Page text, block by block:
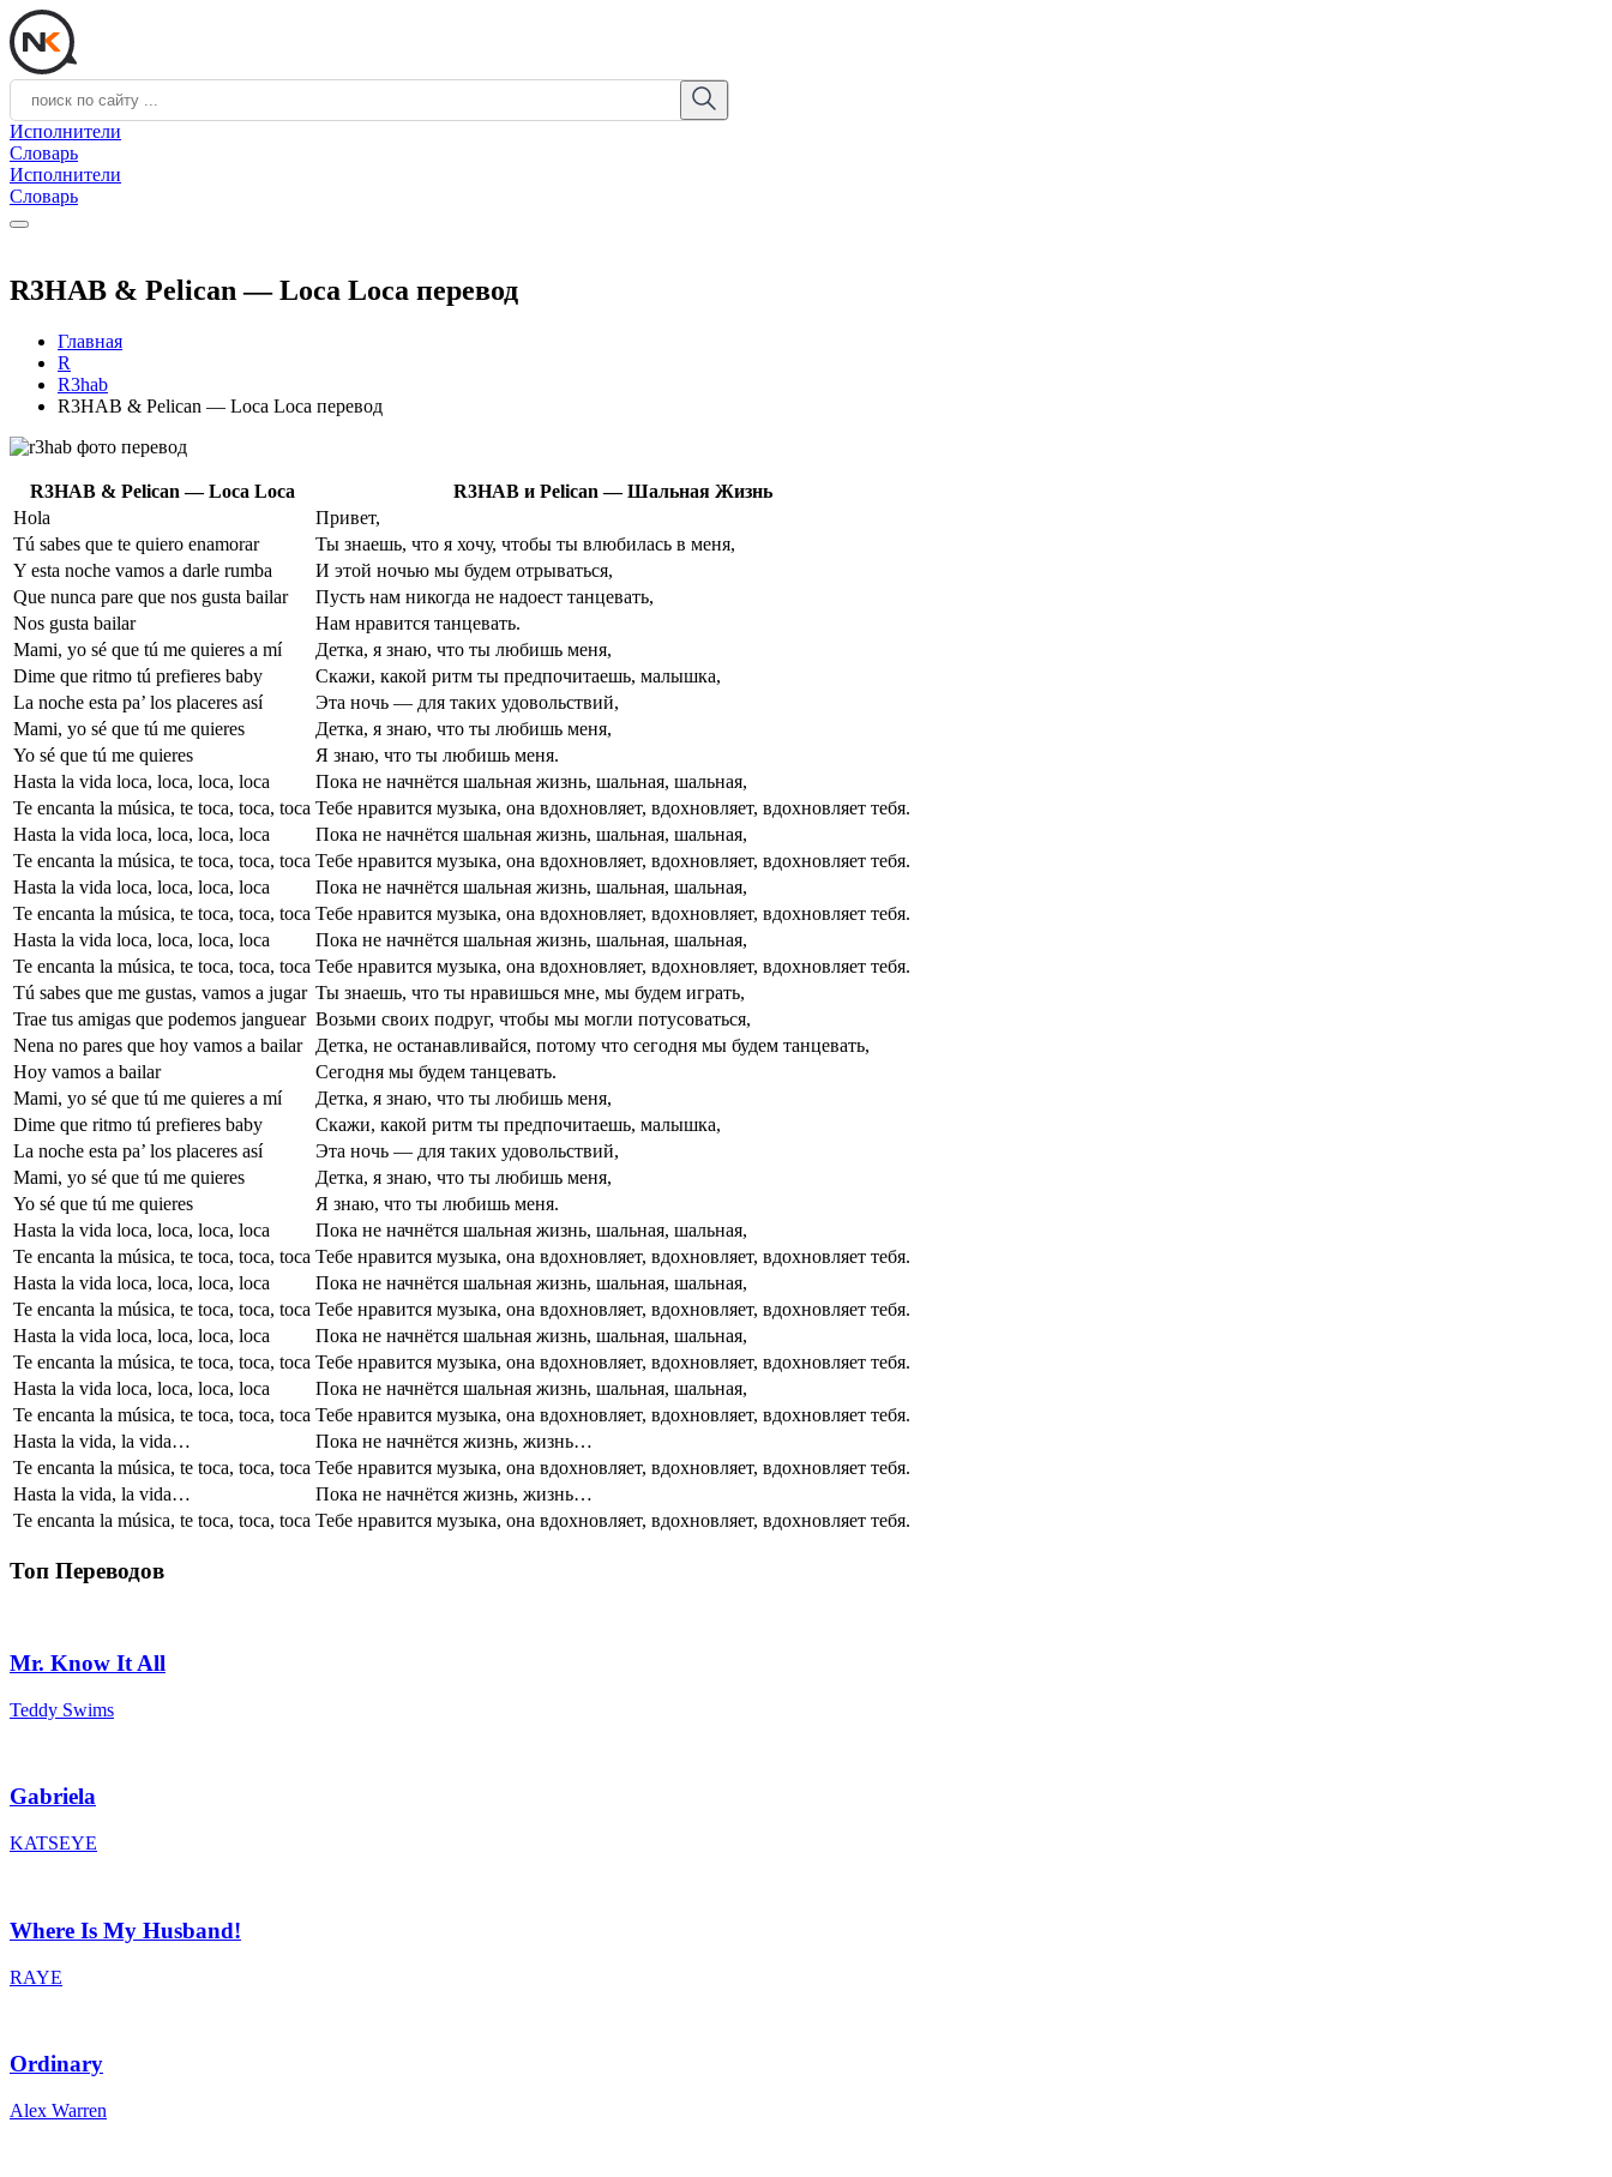
Исполнители
Словарь
Исполнители
Словарь
R3HAB & Pelican — Loca Loca перевод
Главная
R
R3hab
R3HAB & Pelican — Loca Loca перевод
R3HAB & Pelican — Loca Loca
R3HAB и Pelican — Шальная Жизнь
Hola
Привет,
Tú sabes que te quiero enamorar
Ты знаешь, что я хочу, чтобы ты влюбилась в меня,
Y esta noche vamos a darle rumba
И этой ночью мы будем отрываться,
Que nunca pare que nos gusta bailar
Пусть нам никогда не надоест танцевать,
Nos gusta bailar
Нам нравится танцевать.
Mami, yo sé que tú me quieres a mí
Детка, я знаю, что ты любишь меня,
Dime que ritmo tú prefieres baby
Скажи, какой ритм ты предпочитаешь, малышка,
La noche esta pa’ los placeres así
Эта ночь — для таких удовольствий,
Mami, yo sé que tú me quieres
Детка, я знаю, что ты любишь меня,
Yo sé que tú me quieres
Я знаю, что ты любишь меня.
Hasta la vida loca, loca, loca, loca
Пока не начнётся шальная жизнь, шальная, шальная,
Te encanta la música, te toca, toca, toca Тебе нравится музыка, она вдохновляет, вдохновляет, вдохновляет тебя.
Hasta la vida loca, loca, loca, loca
Пока не начнётся шальная жизнь, шальная, шальная,
Te encanta la música, te toca, toca, toca Тебе нравится музыка, она вдохновляет, вдохновляет, вдохновляет тебя.
Hasta la vida loca, loca, loca, loca
Пока не начнётся шальная жизнь, шальная, шальная,
Te encanta la música, te toca, toca, toca Тебе нравится музыка, она вдохновляет, вдохновляет, вдохновляет тебя.
Hasta la vida loca, loca, loca, loca
Пока не начнётся шальная жизнь, шальная, шальная,
Te encanta la música, te toca, toca, toca Тебе нравится музыка, она вдохновляет, вдохновляет, вдохновляет тебя.
Tú sabes que me gustas, vamos a jugar Ты знаешь, что ты нравишься мне, мы будем играть,
Trae tus amigas que podemos janguear Возьми своих подруг, чтобы мы могли потусоваться,
Nena no pares que hoy vamos a bailar
Детка, не останавливайся, потому что сегодня мы будем танцевать,
Hoy vamos a bailar
Сегодня мы будем танцевать.
Mami, yo sé que tú me quieres a mí
Детка, я знаю, что ты любишь меня,
Dime que ritmo tú prefieres baby
Скажи, какой ритм ты предпочитаешь, малышка,
La noche esta pa’ los placeres así
Эта ночь — для таких удовольствий,
Mami, yo sé que tú me quieres
Детка, я знаю, что ты любишь меня,
Yo sé que tú me quieres
Я знаю, что ты любишь меня.
Hasta la vida loca, loca, loca, loca
Пока не начнётся шальная жизнь, шальная, шальная,
Te encanta la música, te toca, toca, toca Тебе нравится музыка, она вдохновляет, вдохновляет, вдохновляет тебя.
Hasta la vida loca, loca, loca, loca
Пока не начнётся шальная жизнь, шальная, шальная,
Te encanta la música, te toca, toca, toca Тебе нравится музыка, она вдохновляет, вдохновляет, вдохновляет тебя.
Hasta la vida loca, loca, loca, loca
Пока не начнётся шальная жизнь, шальная, шальная,
Te encanta la música, te toca, toca, toca Тебе нравится музыка, она вдохновляет, вдохновляет, вдохновляет тебя.
Hasta la vida loca, loca, loca, loca
Пока не начнётся шальная жизнь, шальная, шальная,
Te encanta la música, te toca, toca, toca Тебе нравится музыка, она вдохновляет, вдохновляет, вдохновляет тебя.
Hasta la vida, la vida…
Пока не начнётся жизнь, жизнь…
Te encanta la música, te toca, toca, toca Тебе нравится музыка, она вдохновляет, вдохновляет, вдохновляет тебя.
Hasta la vida, la vida…
Пока не начнётся жизнь, жизнь…
Te encanta la música, te toca, toca, toca Тебе нравится музыка, она вдохновляет, вдохновляет, вдохновляет тебя.
Топ Переводов
Mr. Know It All
Teddy Swims
Gabriela
KATSEYE
Where Is My Husband!
RAYE
Ordinary
Alex Warren